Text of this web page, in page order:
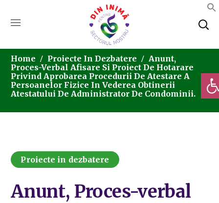
Home Proiecte In Dezbatere
Anunt,
Proces-Verbal Afisare Si Proiect De Hotarare
Privind Aprobarea Procedurii De Atestare A
Persoanelor Fizice In Vederea Obtinerii
Atestatului De Administrator De Condominii.
Proiecte in dezbatere
Anunt, Proces-verbal